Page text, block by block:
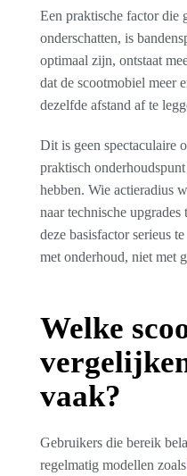
Een praktische factor die
onderschatten, is
optimaal zijn, ontstaat
dat de scootmobiel meer
dezelfde afstand af te
Dit is geen spectaculaire
praktisch
hebben. Wie actieradius
naar technische
deze basisfactor serieus
met onderhoud, niet met
Welke
vaak?
Gebruikers die bereik
regelmatig modellen zoals